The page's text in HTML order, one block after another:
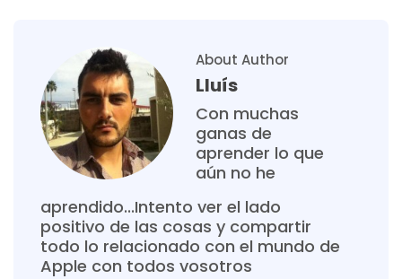
About Author
Lluís
Con muchas
ganas de
aprender lo que
aún no he
aprendido...Intento ver el lado
positivo de las cosas y compartir
todo lo relacionado con el mundo de
Apple con todos vosotros